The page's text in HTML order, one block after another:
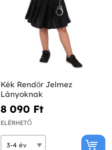
Kék Rendőr Jelmez
Lányoknak
8 090 Ft‎
ELÉRHETŐ